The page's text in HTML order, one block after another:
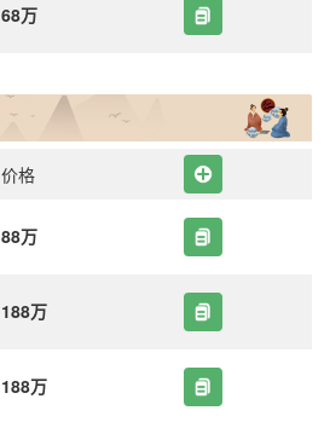
68万
价格
88万
188万
188万